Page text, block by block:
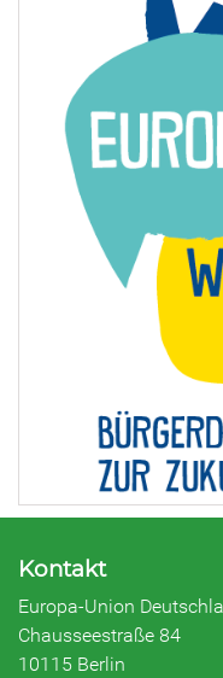
Kontakt
Europa-Union
Chausseestraße 84
10115 Berlin